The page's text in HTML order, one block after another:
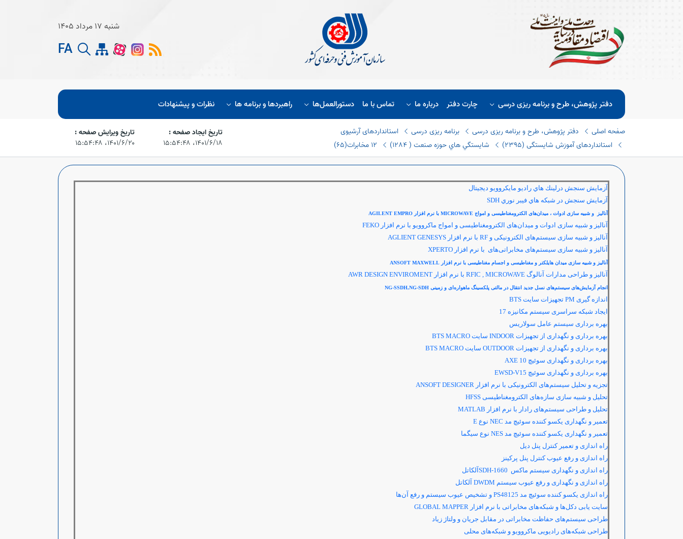
شنبه 17 مرداد 1405
FA
دفتر پژوهش، طرح و برنامه ریزی درسی چارت دفتر درباره ما تماس با ما دستورالعمل‌ها راهبردها و برنامه ها نظرات و پیشنهادات
صفحه اصلی دفتر پژوهش، طرح و برنامه ریزی درسی برنامه ریزی درسی
استانداردهای آرشیوی
استانداردهای آموزش شایستگی (٢٣٩٥)
شايستگي هاي حوزه صنعت ( ١٢٨٤) ١٢ مخابرات(٦٥)
تاریخ ایجاد صفحه :
۱۴۰۱/۶/۱۸،‏ ۱۵:۵۴:۴۸
تاریخ ویرایش صفحه :
۱۴۰۱/۶/۲۰،‏ ۱۵:۵۴:۴۸
آزمايش سنجش درلينك هاي راديو مايكروويو ديجيتال
آزمايش سنجش در شبكه هاي فيبر نوري SDH
آنالیز و شبیه سازی ادوات ، میدان‌های الکترومغناطیسی و امواج با نرم افزار AGILENT EMPRO
آنالیز و شبیه سازی ادوات و میدان‌های الکترومغناطیسی و امواج ماکروویو با نرم افزار FEKO
آنالیز و شبیه سازی سیستم‌های الکترونیکی و
با نرم افزار AGLIENT GENESYS
آنالیز و شبیه سازی سیستم‌های مخابراتی‌های با نرم افزار XPERTO
آنالیز و شبیه سازی میدان هایلکتر و مغناطیسی و اجسام مغناطیسی با نرم افزار ANSOFT MAXWELL
آنالیز و طراحی مدارات آنالوگ با نرم افزار AWR DESIGN ENVIROMENT
انجام آزمایش‌های سیستم‌های نسل جدید انتقال در مالتی پلکسینگ ماهواره‌ای و زمینی NG-SSDH,NG-SDH
اندازه گیری تجهیزات سایت BTS
ایجاد شبکه سراسری سیستم مکانیزه 17
بهره برداری سیستم عامل سولاریس
بهره برداری و نگهداری از تجهیزات
سایت BTS MACRO
بهره برداری و نگهداری از تجهیزات
سایت BTS MACRO
بهره برداری و نگهداری سوئیچ AXE 10
بهره برداری و نگهداری سوئیچ EWSD-V15
تجزیه و تحلیل سیستم‌های الکترونیکی با نرم افزار ANSOFT DESIGNER
تحلیل و شبیه سازی سازه‌های الکترومغناطیسی HFSS
تحلیل و طراحی سیستم‌های رادار با نرم افزار MATLAB
تعمیر و نگهداری یکسو کننده سوئیچ مد
نوع E
تعمیر و نگهداری یکسو کننده سوئیچ مد NES نوع سیگما
راه اندازی و تعمیر کنترل پنل دیل
راه اندازی و رفع عیوب کنترل پنل پرکینز
راه اندازی و نگهداری سیستم ماکس
آلکاتل
راه اندازی و نگهداری و رفع عیوب سیستم
آلکاتل
راه اندازی یکسو کننده سوئیچ مد
و تشخیص عیوب سیستم و رفع آن‌ها
سایت یابی دکل‌ها و شبکه‌های مخابراتی با نرم افزار GLOBAL MAPPER
طراحی سیستم‌های حفاظت مخابراتی در مقابل جریان و ولتاژ زیاد
طراحی شبکه‌های رادیویی ماکروویو و شبکه‌های محلی